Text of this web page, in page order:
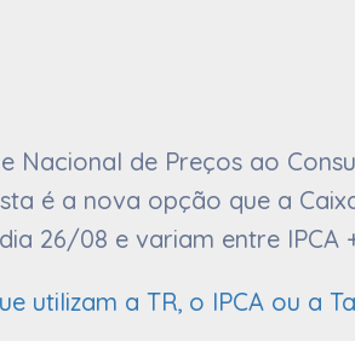
de Preços ao
é a nova opção que a
08 e variam entre IPCA +
utilizam a TR, o IPCA ou a